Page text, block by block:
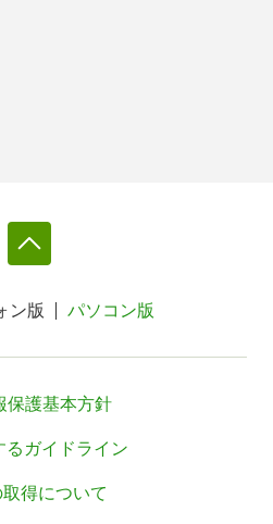
ン版 パソコン版
保護基本方針
ガイドライン
得について